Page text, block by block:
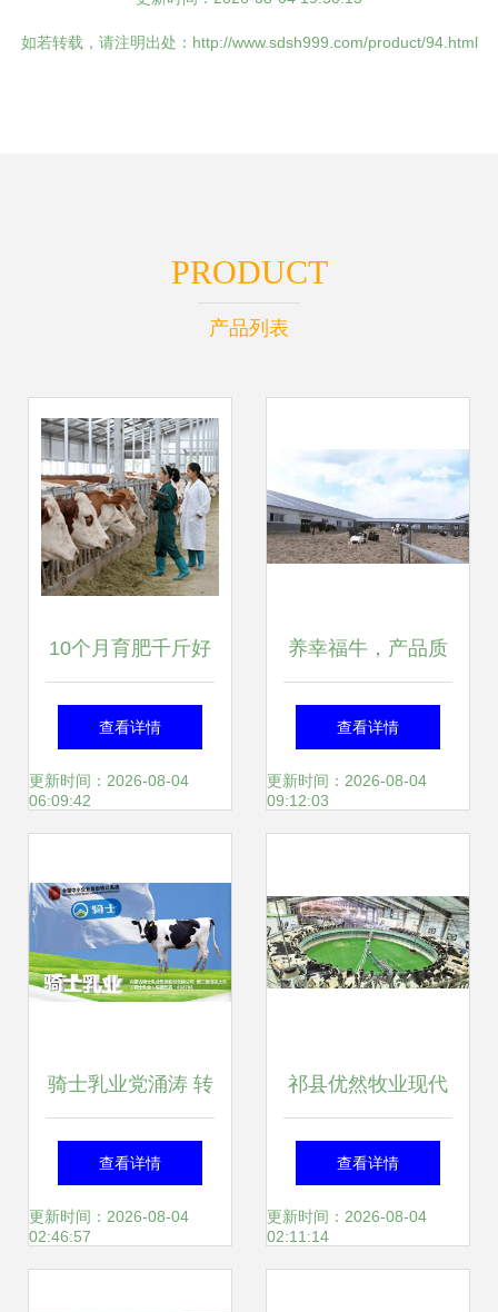
如若转载，请注明出处：http://www.sdsh999.com/product/94.html
PRODUCT
产品列表
10个月育肥千斤好
牛 牧业高效养殖全
攻略
查看详情
更新时间：2026-08-04
06:09:42
养幸福牛，产品质
奶——小兴安岭牧
业的匠心与自然馈
查看详情
更新时间：2026-08-04
09:12:03
骑士乳业党涌涛 转
换战略再次出发 牧
业深耕铸就新篇
查看详情
更新时间：2026-08-04
02:46:57
祁县优然牧业现代
化奶牛养殖示范牧
场 智慧牧场系统开
查看详情
更新时间：2026-08-04
02:11:14